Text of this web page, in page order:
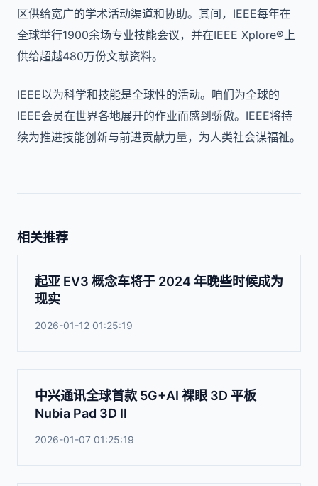
区供给宽广的学术活动渠道和协助。其间，IEEE每年在
全球举行1900余场专业技能会议，并在IEEE Xplore®上
供给超越480万份文献资料。
IEEE以为科学和技能是全球性的活动。咱们为全球的
IEEE会员在世界各地展开的作业而感到骄傲。IEEE将持
续为推进技能创新与前进贡献力量，为人类社会谋福祉。
相关推荐
起亚 EV3 概念车将于 2024 年晚些时候成为
现实
2026-01-12 01:25:19
中兴通讯全球首款 5G+AI 裸眼 3D 平板
Nubia Pad 3D Ⅱ
2026-01-07 01:25:19